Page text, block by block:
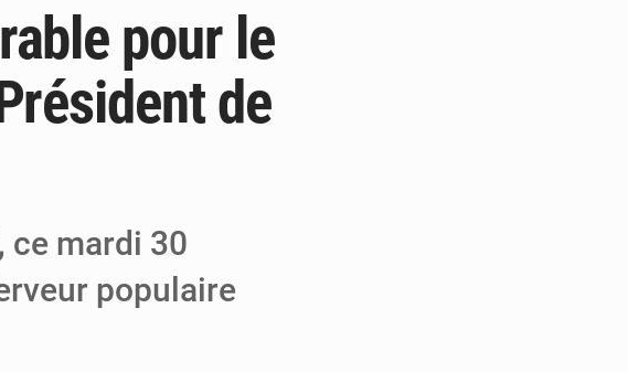
du Programme de Refondation
milliards de FCFA recouvrés par la COLDEFF
terrain de jeu pour la paix
pour le
de
ce mardi 30
populaire